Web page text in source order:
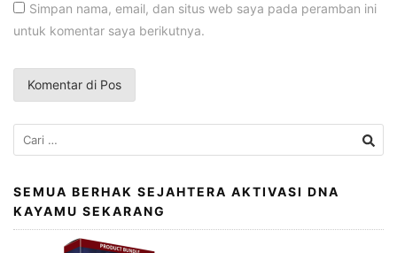
Simpan nama, email, dan situs web saya pada peramban ini
untuk komentar saya berikutnya.
Cari
untuk:
SEMUA BERHAK SEJAHTERA AKTIVASI DNA
KAYAMU SEKARANG